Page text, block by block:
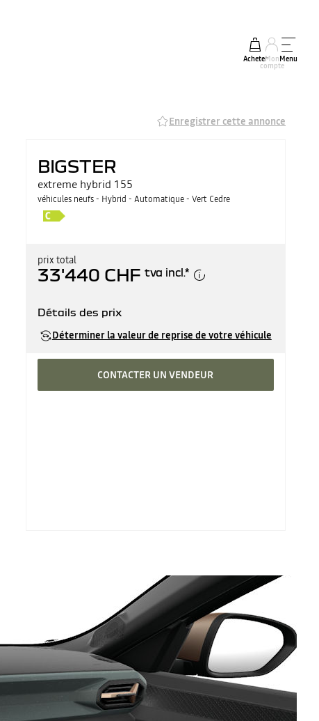
AcheterMon
compte
Menu
Enregistrer cette annonce
BIGSTER
extreme hybrid 155
véhicules neufs - Hybrid - Automatique - Vert Cedre
prix total
33'440 CHF tva incl.*
Détails des prix
Déterminer la valeur de reprise de votre véhicule
CONTACTER UN VENDEUR